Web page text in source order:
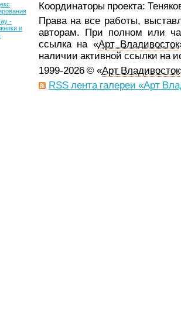
Координаторы проекта:
Права на все работы,
авторам. При полном или
ссылка на «Арт Владивосток
наличии активной ссылки на
1999-2026 © «Арт Владивосток
RSS лента галереи «Арт